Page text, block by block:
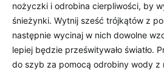
⁣nożyczki i odrobina cierpliwości, ‍by
śnieżynki. ‍Wytnij sześć⁢ trójkątów z
następnie ⁤wycinaj w ‌nich dowolne
lepiej będzie prześwitywało światło.
do szyb za pomocą⁤ odrobiny wody⁤ z